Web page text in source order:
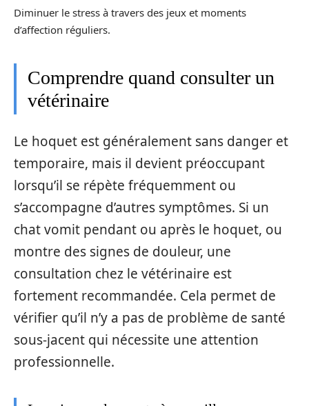
Diminuer le stress à travers des jeux et moments
d’affection réguliers.
Comprendre quand consulter un
vétérinaire
Le hoquet est généralement sans danger et
temporaire, mais il devient préoccupant
lorsqu’il se répète fréquemment ou
s’accompagne d’autres symptômes. Si un
chat vomit pendant ou après le hoquet, ou
montre des signes de douleur, une
consultation chez le vétérinaire est
fortement recommandée. Cela permet de
vérifier qu’il n’y a pas de problème de santé
sous-jacent qui nécessite une attention
professionnelle.